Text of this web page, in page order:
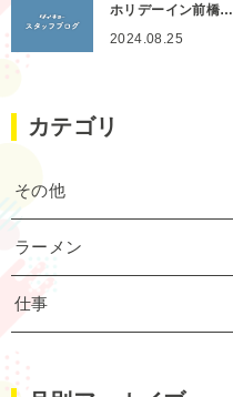
ホリデーイン前橋…
2024.08.25
カテゴリ
その他
ラーメン
仕事